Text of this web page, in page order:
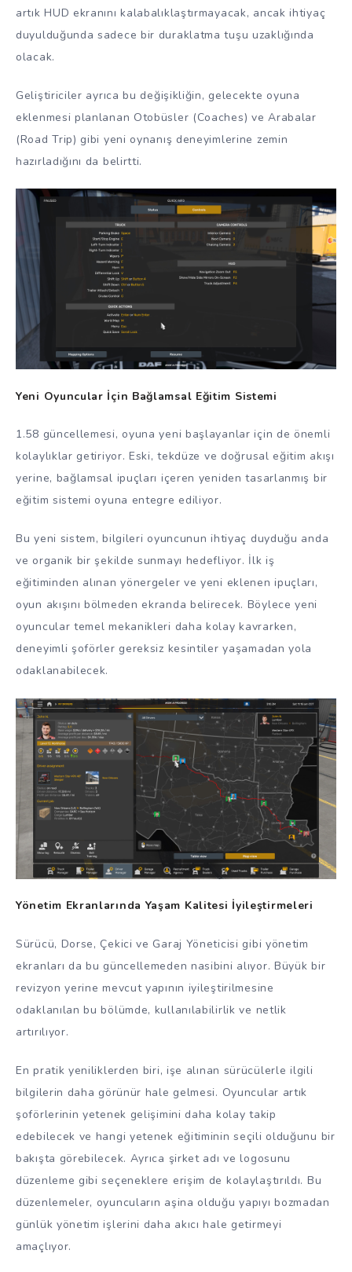
artık HUD ekranını kalabalıklaştırmayacak, ancak ihtiyaç
duyulduğunda sadece bir duraklatma tuşu uzaklığında
olacak.
Geliştiriciler ayrıca bu değişikliğin, gelecekte oyuna
eklenmesi planlanan Otobüsler (Coaches) ve Arabalar
(Road Trip) gibi yeni oynanış deneyimlerine zemin
hazırladığını da belirtti.
Yeni Oyuncular İçin Bağlamsal Eğitim Sistemi
1.58 güncellemesi, oyuna yeni başlayanlar için de önemli
kolaylıklar getiriyor. Eski, tekdüze ve doğrusal eğitim akışı
yerine, bağlamsal ipuçları içeren yeniden tasarlanmış bir
eğitim sistemi oyuna entegre ediliyor.
Bu yeni sistem, bilgileri oyuncunun ihtiyaç duyduğu anda
ve organik bir şekilde sunmayı hedefliyor. İlk iş
eğitiminden alınan yönergeler ve yeni eklenen ipuçları,
oyun akışını bölmeden ekranda belirecek. Böylece yeni
oyuncular temel mekanikleri daha kolay kavrarken,
deneyimli şoförler gereksiz kesintiler yaşamadan yola
odaklanabilecek.
Yönetim Ekranlarında Yaşam Kalitesi İyileştirmeleri
Sürücü, Dorse, Çekici ve Garaj Yöneticisi gibi yönetim
ekranları da bu güncellemeden nasibini alıyor. Büyük bir
revizyon yerine mevcut yapının iyileştirilmesine
odaklanılan bu bölümde, kullanılabilirlik ve netlik
artırılıyor.
En pratik yeniliklerden biri, işe alınan sürücülerle ilgili
bilgilerin daha görünür hale gelmesi. Oyuncular artık
şoförlerinin yetenek gelişimini daha kolay takip
edebilecek ve hangi yetenek eğitiminin seçili olduğunu bir
bakışta görebilecek. Ayrıca şirket adı ve logosunu
düzenleme gibi seçeneklere erişim de kolaylaştırıldı. Bu
düzenlemeler, oyuncuların aşina olduğu yapıyı bozmadan
günlük yönetim işlerini daha akıcı hale getirmeyi
amaçlıyor.